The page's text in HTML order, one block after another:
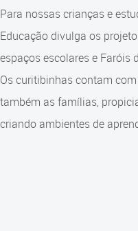
Rede Municipal de
Robótica Educacional
Comunidade
Contato
Consulta ao acervo
Educação e Cultura
Para nossas crianças e
Educação divulga os
espaços escolares e Faróis
Os curitibinhas contam
também as famílias,
criando ambientes de